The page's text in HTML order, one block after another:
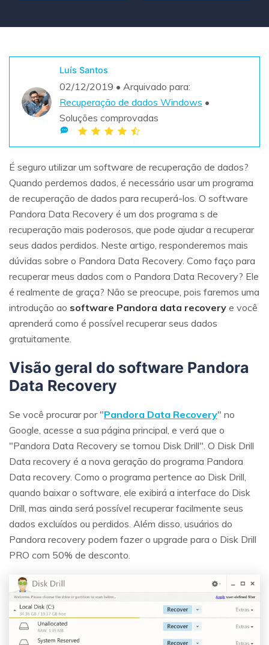
Teste Grátis
Outros Produtos
Repairit - Reparar Dados
UBackit - Backup de Dados
Luís Santos
02/12/2019 • Arquivado para:
Recuperação de dados Windows •
Soluções comprovadas
É seguro utilizar um software de recuperação de dados?
Quando perdemos dados, é necessário usar um programa
de recuperação de dados para recuperá-los. O software
Pandora Data Recovery é um dos programa s de
recuperação mais poderosos, que pode ajudar a recuperar
seus dados perdidos. Neste artigo, responderemos mais
dúvidas sobre o Pandora Data Recovery. Como faço para
recuperar meus dados com o Pandora Data Recovery? Ele
é realmente de graça? Não se preocupe, pois faremos uma
introdução ao software Pandora data recovery e você
aprenderá como é possível recuperar seus dados
gratuitamente.
Visão geral do software Pandora
Data Recovery
Se você procurar por "Pandora Data Recovery" no
Google, acesse a sua página principal, e verá que o
"Pandora Data Recovery se tornou Disk Drill". O Disk Drill
Data recovery é a nova geração do programa Pandora
Data recovery. Como o programa pertence ao Disk Drill,
quando baixar o software, ele exibirá a interface do Disk
Drill, mas ainda será possível recuperar facilmente seus
dados excluídos ou perdidos. Além disso, usuários do
Pandora recovery podem fazer o upgrade para o Disk Drill
PRO com 50% de desconto.